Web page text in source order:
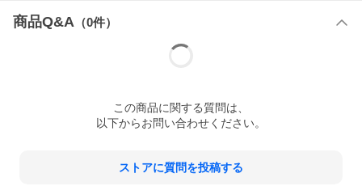
商品Q&A （0件）
この商品に関する質問は、
以下からお問い合わせください。
ストアに質問を投稿する